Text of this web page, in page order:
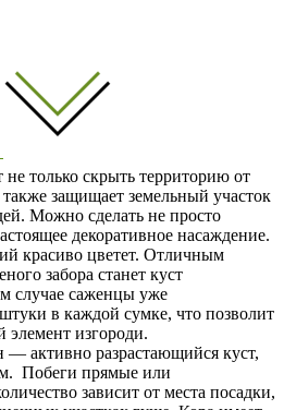
не только скрыть территорию от
защищает земельный участок
Можно сделать не просто
декоративное насаждение.
красиво цветет. Отличным
забора станет куст
случае саженцы уже
в каждой сумке, что позволит
элемент изгороди.
активно разрастающийся куст,
Побеги прямые или
зависит от места посадки,